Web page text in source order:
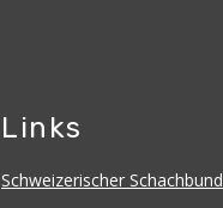
Links
Schweizerischer Schachbund